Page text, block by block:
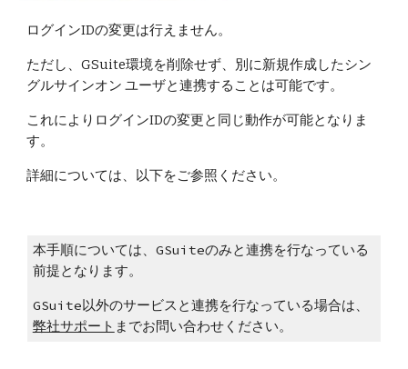
ログインIDの変更は行えません。
ただし、GSuite環境を削除せず、別に新規作成したシン
グルサインオン ユーザと連携することは可能です。
これによりログインIDの変更と同じ動作が可能となりま
す。
詳細については、以下をご参照ください。
本手順については、GSuiteのみと連携を行なっている
前提となります。
GSuite以外のサービスと連携を行なっている場合は、
弊社サポート までお問い合わせください。